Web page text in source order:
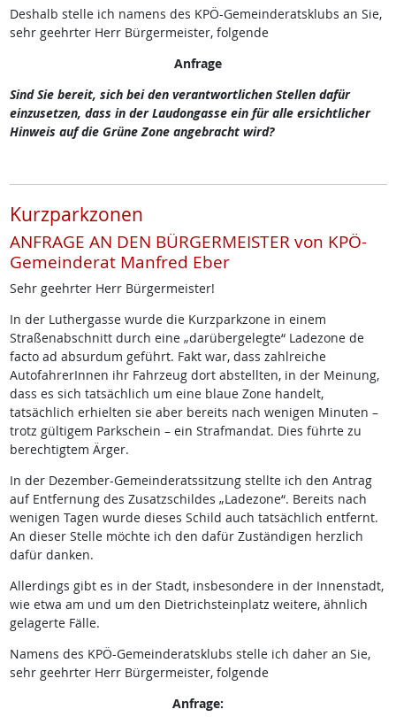
Deshalb stelle ich namens des KPÖ-Gemeinderatsklubs an Sie,
sehr geehrter Herr Bürgermeister, folgende
Anfrage
Sind Sie bereit, sich bei den verantwortlichen Stellen dafür
einzusetzen, dass in der Laudongasse ein für alle ersichtlicher
Hinweis auf die Grüne Zone angebracht wird?
Kurzparkzonen
ANFRAGE AN DEN BÜRGERMEISTER von KPÖ-
Gemeinderat Manfred Eber
Sehr geehrter Herr Bürgermeister!
In der Luthergasse wurde die Kurzparkzone in einem
Straßenabschnitt durch eine „darübergelegte“ Ladezone de
facto ad absurdum geführt. Fakt war, dass zahlreiche
AutofahrerInnen ihr Fahrzeug dort abstellten, in der Meinung,
dass es sich tatsächlich um eine blaue Zone handelt,
tatsächlich erhielten sie aber bereits nach wenigen Minuten –
trotz gültigem Parkschein – ein Strafmandat. Dies führte zu
berechtigtem Ärger.
In der Dezember-Gemeinderatssitzung stellte ich den Antrag
auf Entfernung des Zusatzschildes „Ladezone“. Bereits nach
wenigen Tagen wurde dieses Schild auch tatsächlich entfernt.
An dieser Stelle möchte ich den dafür Zuständigen herzlich
dafür danken.
Allerdings gibt es in der Stadt, insbesondere in der Innenstadt,
wie etwa am und um den Dietrichsteinplatz weitere, ähnlich
gelagerte Fälle.
Namens des KPÖ-Gemeinderatsklubs stelle ich daher an Sie,
sehr geehrter Herr Bürgermeister, folgende
Anfrage: